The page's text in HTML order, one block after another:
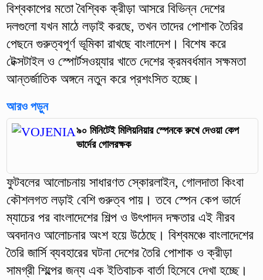
বিশ্বকাপের মতো বৈশ্বিক ক্রীড়া আসরে বিভিন্ন দেশের
দলগুলো যখন মাঠে লড়াই করছে, তখন তাদের পোশাক তৈরির
পেছনে গুরুত্বপূর্ণ ভূমিকা রাখছে বাংলাদেশ। বিশেষ করে
টেক্সটাইল ও স্পোর্টসওয়্যার খাতে দেশের ক্রমবর্ধমান সক্ষমতা
আন্তর্জাতিক অঙ্গনে নতুন করে প্রশংসিত হচ্ছে।
আরও পড়ুন
৯০ মিনিটেই মিলিয়নিয়ার স্পেনকে রুখে দেওয়া কেপ
ভার্দের গোলরক্ষক
ফুটবলের আলোচনায় সাধারণত স্কোরলাইন, গোলদাতা কিংবা
কৌশলগত লড়াই বেশি গুরুত্ব পায়। তবে স্পেন কেপ ভার্দে
ম্যাচের পর বাংলাদেশের শিল্প ও উৎপাদন দক্ষতার এই নীরব
অবদানও আলোচনার অংশ হয়ে উঠেছে। বিশ্বমঞ্চে বাংলাদেশের
তৈরি জার্সি ব্যবহারের ঘটনা দেশের তৈরি পোশাক ও ক্রীড়া
সামগ্রী শিল্পের জন্য এক ইতিবাচক বার্তা হিসেবে দেখা হচ্ছে।